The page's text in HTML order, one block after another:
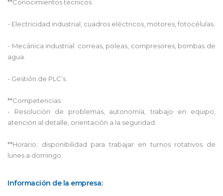
**Conocimientos técnicos
- Electricidad industrial, cuadros eléctricos, motores, fotocélulas.
- Mecánica industrial: correas, poleas, compresores, bombas de
agua.
- Gestión de PLC’s.
**Competencias
- Resolución de problemas, autonomía, trabajo en equipo,
atención al detalle, orientación a la seguridad.
**Horario: disponibilidad para trabajar en turnos rotativos de
lunes a domingo.
Información de la empresa: